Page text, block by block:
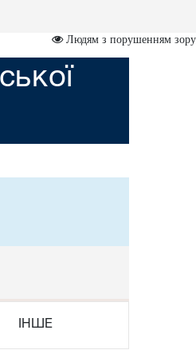
Людям з порушенням зору
ІНШЕ